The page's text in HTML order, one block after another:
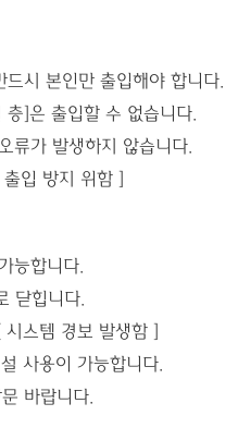
시 본인만 출입해야 합니다.
]은 출입할 수 없습니다.
류가 발생하지 않습니다.
입 방지 위함 ]
능합니다.
닫힙니다.
스템 경보 발생함 ]
사용이 가능합니다.
바랍니다.